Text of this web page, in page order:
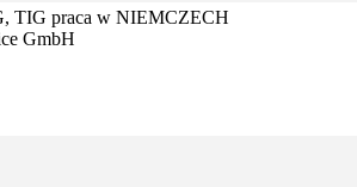
TIG praca w NIEMCZECH
GmbH